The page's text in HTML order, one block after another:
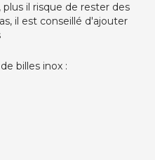
plus il risque de rester des
il est conseillé d'ajouter
billes inox :